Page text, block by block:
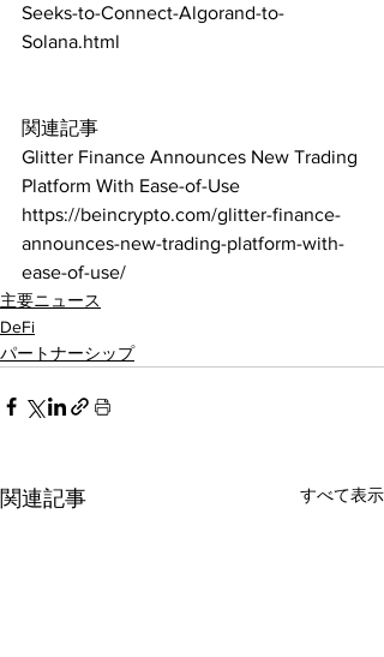
Seeks-to-Connect-Algorand-to-
Solana.html
関連記事
Glitter Finance Announces New Trading
Platform With Ease-of-Use
https://beincrypto.com/glitter-finance-
announces-new-trading-platform-with-
ease-of-use/
主要ニュース
DeFi
パートナーシップ
関連記事 すべて表示